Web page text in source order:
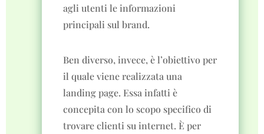
agli utenti le informazioni
principali sul brand.
Ben diverso, invece, è l’obiettivo per
il quale viene realizzata una
landing page. Essa infatti è
concepita con lo scopo specifico di
trovare clienti su internet. È per